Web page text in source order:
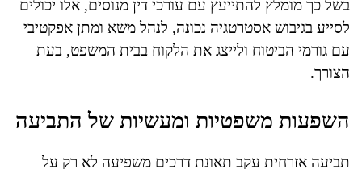
בשל כך מומלץ להתייעץ עם עורכי דין מנוסים, אלו יכולים
לסייע בגיבוש אסטרטגיה נכונה, לנהל משא ומתן אפקטיבי
עם גורמי הביטוח ולייצג את הלקוח בבית המשפט, בעת
הצורך.
השפעות משפטיות ומעשיות של התביעה
תביעה אזרחית עקב תאונת דרכים משפיעה לא רק על